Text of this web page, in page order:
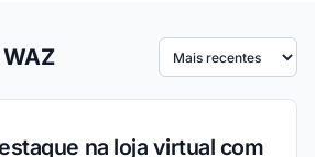
Ordenar por
na loja virtual com